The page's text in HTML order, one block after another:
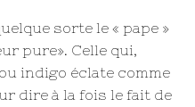
sorte le « pape »
pure». Celle qui,
indigo éclate comme
dire à la fois le fait de